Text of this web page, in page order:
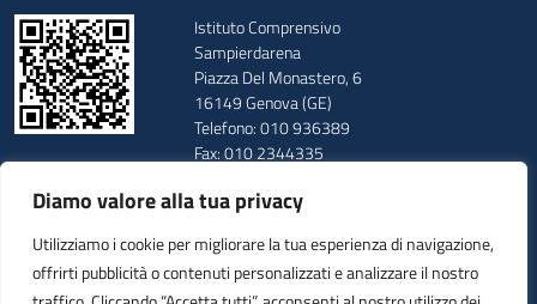
Diamo valore alla tua privacy
Utilizziamo i cookie per migliorare la tua esperienza di navigazione,
offrirti pubblicità o contenuti personalizzati e analizzare il nostro
Istituto Comprensivo
Sampierdarena
Piazza Del Monastero, 6
16149 Genova (GE)
Telefono: 010 936389
Fax: 010 2344335
PEC: geic85100e@pec.istruzione.it
Codice Fiscale: 95159930106
Codice Univoco: UFUUAV